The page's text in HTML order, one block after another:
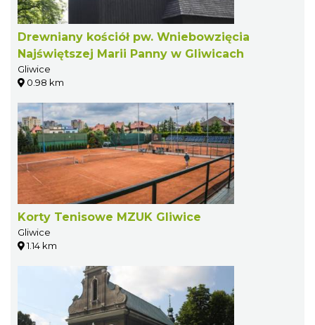
Drewniany kościół pw. Wniebowzięcia
Najświętszej Marii Panny w Gliwicach
Gliwice
0.98 km
Korty Tenisowe MZUK Gliwice
Gliwice
1.14 km